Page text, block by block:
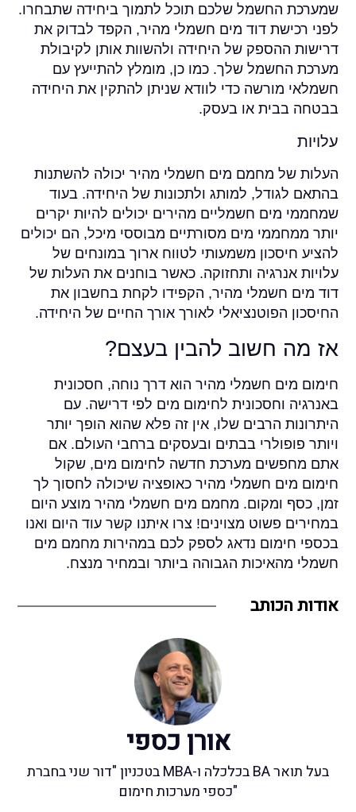
שמערכת החשמל שלכם תוכל לתמוך ביחידה שתבחרו.
לפני רכישת דוד מים חשמלי מהיר, הקפד לבדוק את
דרישות ההספק של היחידה ולהשוות אותן לקיבולת
מערכת החשמל שלך. כמו כן, מומלץ להתייעץ עם
חשמלאי מורשה כדי לוודא שניתן להתקין את היחידה
בבטחה בבית או בעסק.
עלויות
העלות של מחמם מים חשמלי מהיר יכולה להשתנות
בהתאם לגודל, למותג ולתכונות של היחידה. בעוד
שמחממי מים חשמליים מהירים יכולים להיות יקרים
יותר ממחממי מים מסורתיים מבוססי מיכל, הם יכולים
להציע חיסכון משמעותי לטווח ארוך במונחים של
עלויות אנרגיה ותחזוקה. כאשר בוחנים את העלות של
דוד מים חשמלי מהיר, הקפידו לקחת בחשבון את
החיסכון הפוטנציאלי לאורך אורך החיים של היחידה.
אז מה חשוב להבין בעצם?
חימום מים חשמלי מהיר הוא דרך נוחה, חסכונית
באנרגיה וחסכונית לחימום מים לפי דרישה. עם
היתרונות הרבים שלו, אין זה פלא שהוא הופך יותר
ויותר פופולרי בבתים ובעסקים ברחבי העולם. אם
אתם מחפשים מערכת חדשה לחימום מים, שקול
חימום מים חשמלי מהיר כאופציה שיכולה לחסוך לך
זמן, כסף ומקום. מחמם מים חשמלי מהיר מוצע היום
במחירים פשוט מצוינים! צרו איתנו קשר עוד היום ואנו
בכספי חימום נדאג לספק לכם במהירות מחמם מים
חשמלי מהאיכות הגבוהה ביותר ובמחיר מנצח.
אודות הכותב
אורן כספי
בעל תואר BA בכלכלה ו-MBA בטכניון "דור שני בחברת
"כספי מערכות חימום